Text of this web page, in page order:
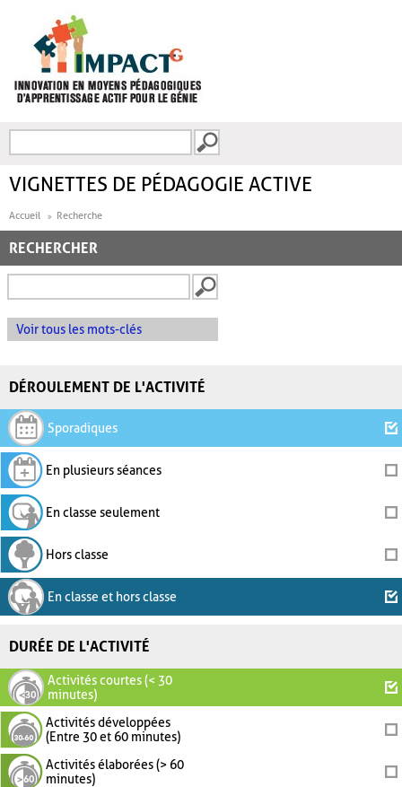
FORMULAIRE DE
VIGNETTES DE PÉDAGOGIE ACTIVE
Accueil Recherche
RECHERCHER
Voir tous les mots-clés
DÉROULEMENT DE L'ACTIVITÉ
Sporadiques
En plusieurs séances
En classe seulement
Hors classe
En classe et hors classe
DURÉE DE L'ACTIVITÉ
Activités courtes (< 30
minutes)
Activités développées
(Entre 30 et 60 minutes)
Activités élaborées (> 60
minutes)